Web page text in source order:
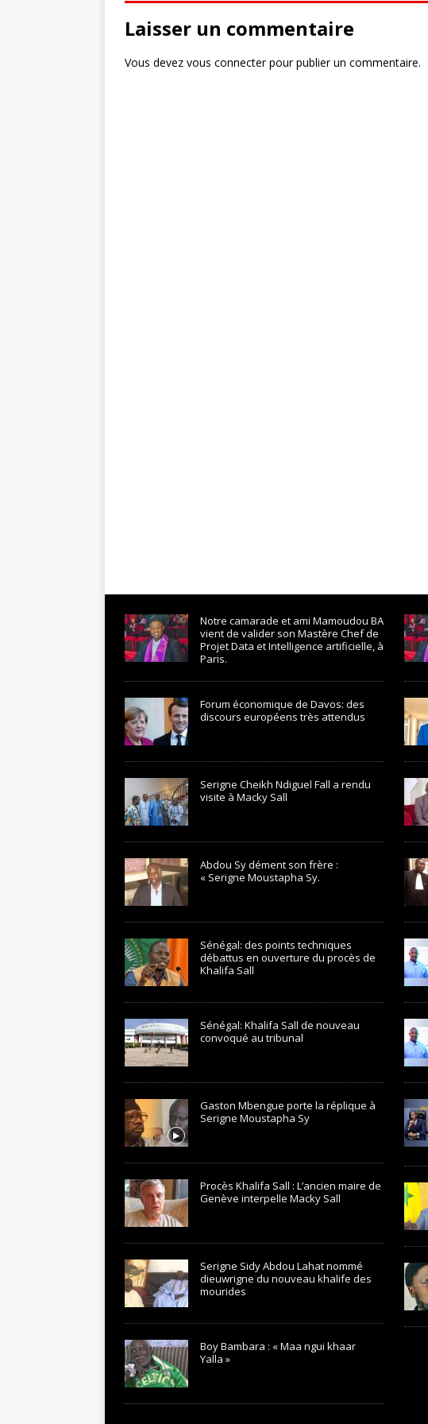
Laisser un commentaire
Vous devez vous connecterpour publier un commentaire.
Notre camarade et ami Mamoudou BA
vient de valider son Mastère Chef de
Projet Data et Intelligence artificielle, à
Paris.
Forum économique de Davos: des
discours européens très attendus
Serigne Cheikh Ndiguel Fall a rendu
visite à Macky Sall
Abdou Sy dément son frère :
« Serigne Moustapha Sy.
Sénégal: des points techniques
débattus en ouverture du procès de
Khalifa Sall
Sénégal: Khalifa Sall de nouveau
convoqué au tribunal
Gaston Mbengue porte la réplique à
Serigne Moustapha Sy
Procès Khalifa Sall : L’ancien maire de
Genève interpelle Macky Sall
Serigne Sidy Abdou Lahat nommé
dieuwrigne du nouveau khalife des
mourides
Boy Bambara : « Maa ngui khaar
Yalla »